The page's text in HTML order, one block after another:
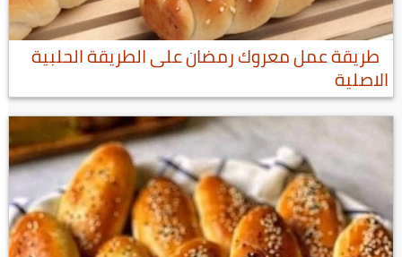
طريقة عمل معروك رمضان على الطريقة الحلبية
الاصلية